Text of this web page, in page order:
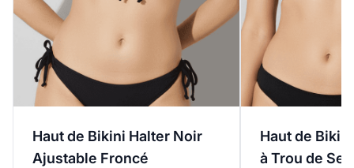
Haut de Bikini Halter Noir
Ajustable Froncé
Haut de
à Trou de